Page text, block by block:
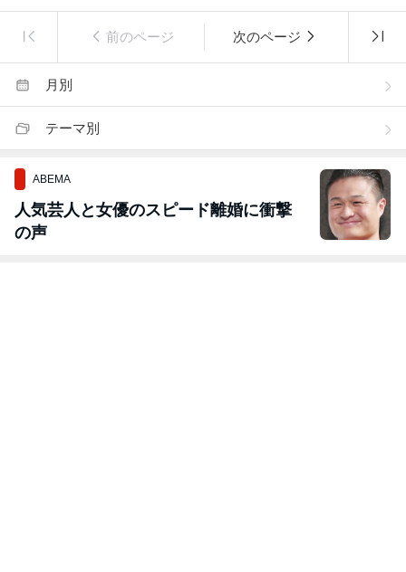
前のページ 次のページ
月別
テーマ別
ABEMA
人気芸人と女優のスピード離婚に衝撃
の声